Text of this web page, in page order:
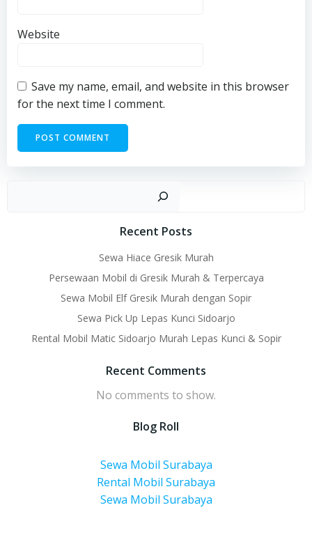
Website
Save my name, email, and website in this browser
for the next time I comment.
Recent Posts
Sewa Hiace Gresik Murah
Persewaan Mobil di Gresik Murah & Terpercaya
Sewa Mobil Elf Gresik Murah dengan Sopir
Sewa Pick Up Lepas Kunci Sidoarjo
Rental Mobil Matic Sidoarjo Murah Lepas Kunci & Sopir
Recent Comments
No comments to show.
Blog Roll
Sewa Mobil Surabaya
Rental Mobil Surabaya
Sewa Mobil Surabaya